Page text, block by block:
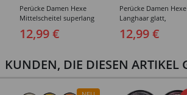
Perücke Damen Hexe
Mittelscheitel superlang
Strähne, schwarz
12,99 €
Perücke Damen Hexe
Langhaar glatt,
12,99 €
KUNDEN, DIE DIESEN ARTIKEL